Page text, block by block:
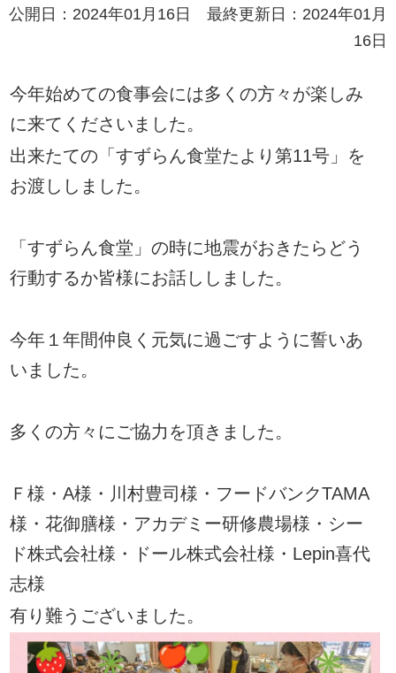
公開日：2024年01月16日 最終更新日：2024年01月
16日
今年始めての食事会には多くの方々が楽しみ
に来てくださいました。
出来たての「すずらん食堂たより第11号」を
お渡ししました。
「すずらん食堂」の時に地震がおきたらどう
行動するか皆様にお話ししました。
今年１年間仲良く元気に過ごすように誓いあ
いました。
多くの方々にご協力を頂きました。
Ｆ様・A様・川村豊司様・フードバンクTAMA
様・花御膳様・アカデミー研修農場様・シー
ド株式会社様・ドール株式会社様・Lepin喜代
志様
有り難うございました。